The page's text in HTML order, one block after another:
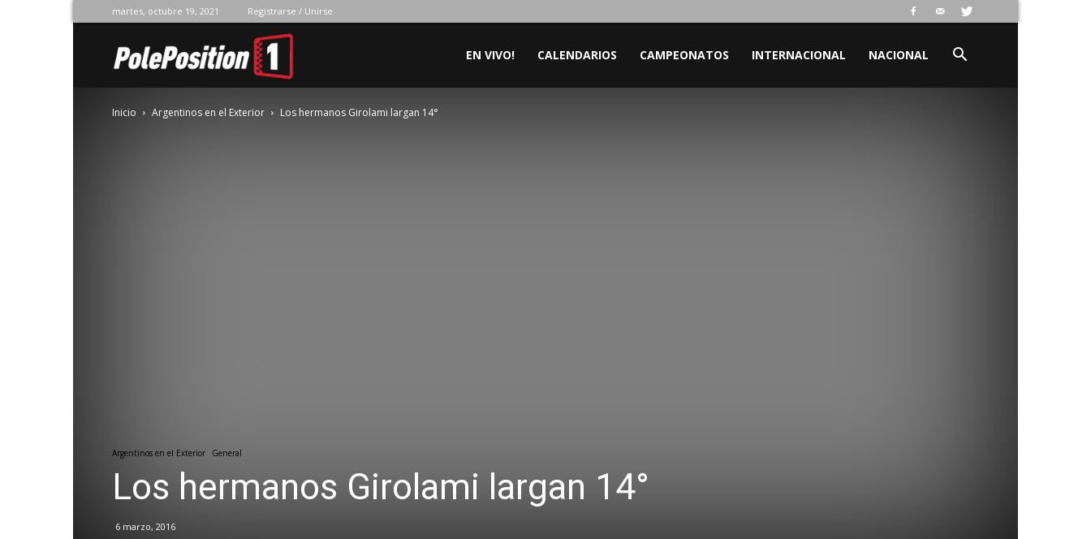
martes, octubre 19, 2021 Registrarse / Unirse
Position
EN VIVO! CALENDARIOS CAMPEONATOS INTERNACIONAL NACIONAL
Inicio Argentinos en el Exterior Los hermanos Girolami largan 14°
Argentinos en el Exterior General
Los hermanos Girolami largan 14°
6 marzo, 2016